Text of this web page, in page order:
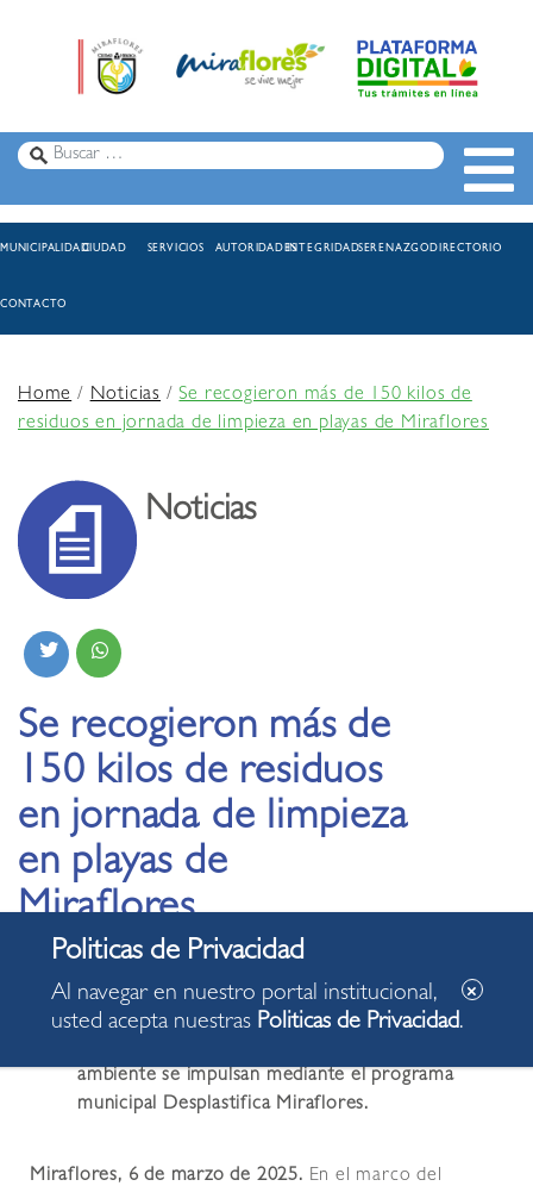
MUNICIPALIDADCIUDAD SERVICIOS AUTORIDADESINTEGRIDADSERENAZGODIRECTORIO
CONTACTO
Home/Noticias /Se recogieron más de 150 kilos de
residuos en jornada de limpieza en playas de Miraflores
Noticias
Se recogieron más de
150 kilos de residuos
en jornada de limpieza
en playas de
Miraflores
06.03.2025
ambiente se impulsan mediante el programa
municipal Desplastifica Miraflores.
Miraflores, 6 de marzo de 2025. En el marco del
Al navegar en nuestro portal institucional,
usted acepta nuestras Politicas de Privacidad.